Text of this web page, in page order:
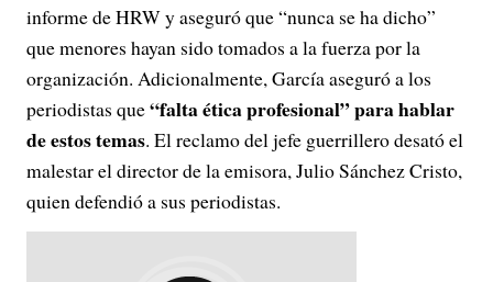
informe de HRW y aseguró que “nunca se ha dicho”
que menores hayan sido tomados a la fuerza por la
organización. Adicionalmente, García aseguró a los
periodistas que“falta ética profesional” para hablar
de estos temas. El reclamo del jefe guerrillero desató el
malestar el director de la emisora, Julio Sánchez Cristo,
quien defendió a sus periodistas.